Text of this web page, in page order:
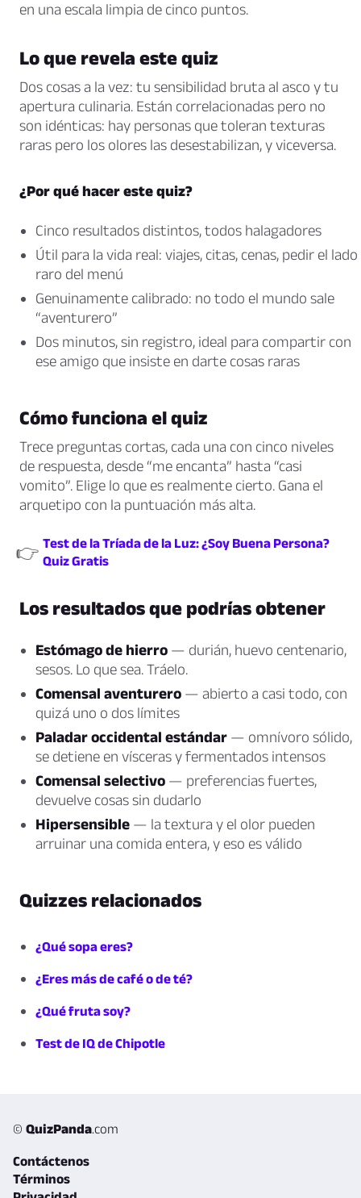
en una escala limpia de cinco puntos.
Lo que revela este quiz
Dos cosas a la vez: tu sensibilidad bruta al asco y tu
apertura culinaria. Están correlacionadas pero no
son idénticas: hay personas que toleran texturas
raras pero los olores las desestabilizan, y viceversa.
¿Por qué hacer este quiz?
Cinco resultados distintos, todos halagadores
Útil para la vida real: viajes, citas, cenas, pedir el lado
raro del menú
Genuinamente calibrado: no todo el mundo sale
“aventurero”
Dos minutos, sin registro, ideal para compartir con
ese amigo que insiste en darte cosas raras
Cómo funciona el quiz
Trece preguntas cortas, cada una con cinco niveles
de respuesta, desde “me encanta” hasta “casi
vomito”. Elige lo que es realmente cierto. Gana el
arquetipo con la puntuación más alta.
👉 Test de la Tríada de la Luz: ¿Soy Buena Persona?
Quiz Gratis
Los resultados que podrías obtener
Estómago de hierro — durián, huevo centenario,
sesos. Lo que sea. Tráelo.
Comensal aventurero — abierto a casi todo, con
quizá uno o dos límites
Paladar occidental estándar — omnívoro sólido,
se detiene en vísceras y fermentados intensos
Comensal selectivo — preferencias fuertes,
devuelve cosas sin dudarlo
Hipersensible — la textura y el olor pueden
arruinar una comida entera, y eso es válido
Quizzes relacionados
¿Qué sopa eres?
¿Eres más de café o de té?
¿Qué fruta soy?
Test de IQ de Chipotle
© QuizPanda.com
Contáctenos
Términos